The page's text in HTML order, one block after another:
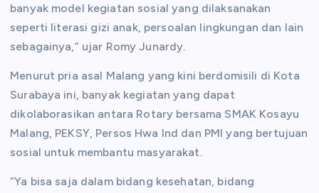
banyak model kegiatan sosial yang dilaksanakan
seperti literasi gizi anak, persoalan lingkungan dan lain
sebagainya,” ujar Romy Junardy.
Menurut pria asal Malang yang kini berdomisili di Kota
Surabaya ini, banyak kegiatan yang dapat
dikolaborasikan antara Rotary bersama SMAK Kosayu
Malang, PEKSY, Persos Hwa Ind dan PMI yang bertujuan
sosial untuk membantu masyarakat.
“Ya bisa saja dalam bidang kesehatan, bidang